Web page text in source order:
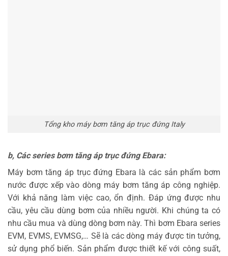
Tổng kho máy bơm tăng áp trục đứng Italy
b, Các series bơm tăng áp trục đứng Ebara:
Máy bơm tăng áp trục đứng Ebara là các sản phẩm bơm
nước được xếp vào dòng máy bơm tăng áp công nghiệp.
Với khả năng làm việc cao, ổn định. Đáp ứng được nhu
cầu, yêu cầu dùng bơm của nhiều người. Khi chúng ta có
nhu cầu mua và dùng dòng bơm này. Thì bơm Ebara series
EVM, EVMS, EVMSG,… Sẽ là các dòng máy được tin tưởng,
sử dụng phổ biến. Sản phẩm được thiết kế với công suất,